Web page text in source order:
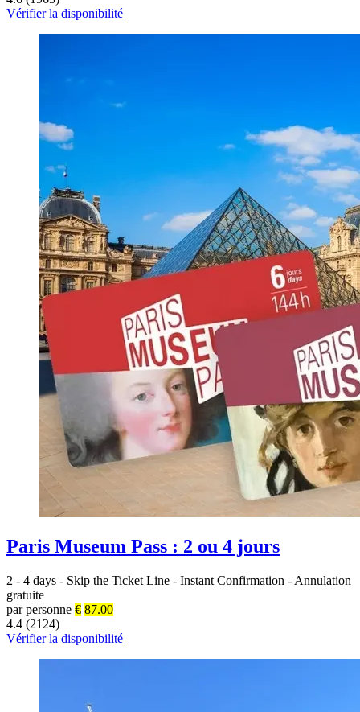
Vérifier la disponibilité
Paris Museum Pass : 2 ou 4 jours
2 - 4 days - Skip the Ticket Line - Instant Confirmation - Annulation
gratuite
par personne € 87.00
4.4 (2124)
Vérifier la disponibilité